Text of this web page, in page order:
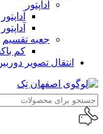
آداپتور
آداپتور
جعبه تقسیم
کم
انتقال تصویر